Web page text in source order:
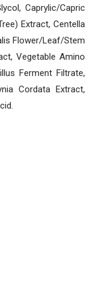
Caprylic/Capric
Extract, Centella
Flower/Leaf/Stem
Vegetable Amino
Ferment Filtrate,
Cordata Extract,